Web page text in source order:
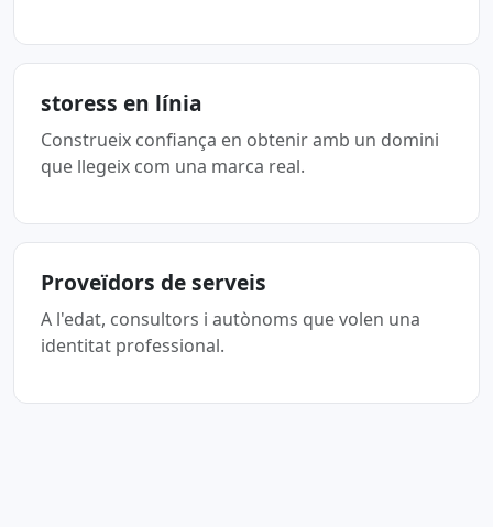
storess en línia
Construeix confiança en obtenir amb un domini
que llegeix com una marca real.
Proveïdors de serveis
A l'edat, consultors i autònoms que volen una
identitat professional.